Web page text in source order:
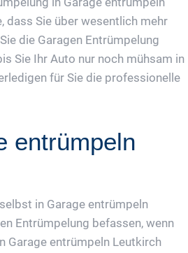
dass Sie über wesentlich mehr
die Garagen Entrümpelung
Sie Ihr Auto nur noch mühsam in
für Sie die professionelle
entrümpeln
in Garage entrümpeln
Entrümpelung befassen, wenn
Garage entrümpeln Leutkirch